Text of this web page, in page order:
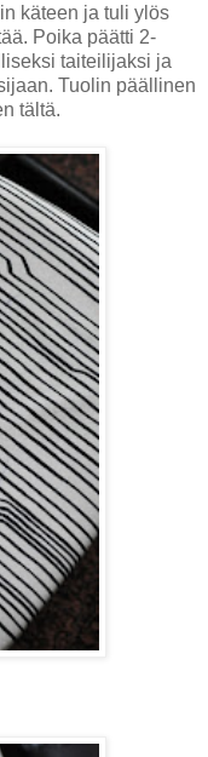
käteen ja tuli ylös
Poika päätti 2-
taiteilijaksi ja
Tuolin päällinen
tältä.